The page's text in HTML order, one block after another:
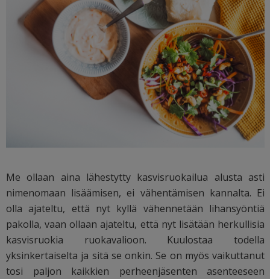
Me ollaan aina lähestytty kasvisruokailua alusta asti
nimenomaan lisäämisen, ei vähentämisen kannalta. Ei
olla ajateltu, että nyt kyllä vähennetään lihansyöntiä
pakolla, vaan ollaan ajateltu, että nyt lisätään herkullisia
kasvisruokia ruokavalioon. Kuulostaa todella
yksinkertaiselta ja sitä se onkin. Se on myös vaikuttanut
tosi paljon kaikkien perheenjäsenten asenteeseen